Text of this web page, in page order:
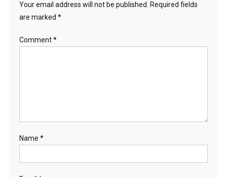
Your email address will not be published. Required fields
are marked *
Comment*
Name *